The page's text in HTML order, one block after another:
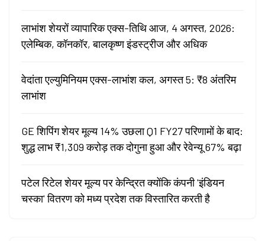
लाभांश शेयरों व्यापारिक एक्स-तिथि आज, 4 अगस्त, 2026:
एलेम्बिक, कॉनकॉर, बालकृष्ण इंडस्ट्रीज और अधिक
वेदांता एल्युमिनियम एक्स-लाभांश कल, अगस्त 5: ₹8 अंतरिम
लाभांश
GE शिपिंग शेयर मूल्य 14% उछला Q1 FY27 परिणामों के बाद:
शुद्ध लाभ ₹1,309 करोड़ तक दोगुना हुआ और रेवेन्यू 67% बढ़ा
पटेल रिटेल शेयर मूल्य पर केन्द्रित क्योंकि कंपनी 'इंडियन
चस्का' वितरण को मध्य प्रदेश तक विस्तारित करती है